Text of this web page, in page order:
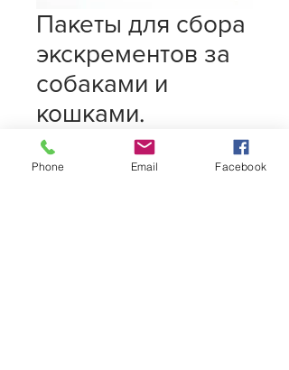
Пакеты для сбора
экскрементов за
собаками и
кошками.
20,00 L
Phone Email Facebook